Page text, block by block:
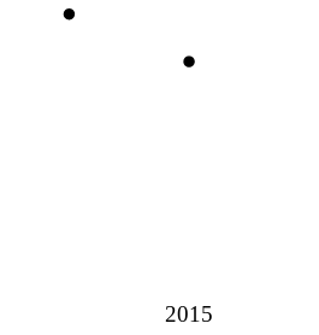
2015